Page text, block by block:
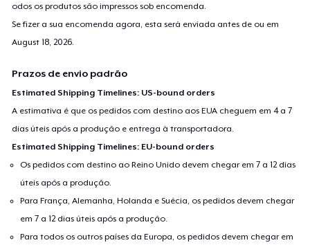
odos os produtos são impressos sob encomenda.
Se fizer a sua encomenda agora, esta será enviada antes de ou em
August 18, 2026.
Prazos de envio padrão
Estimated Shipping Timelines: US-bound orders
A estimativa é que os pedidos com destino aos EUA cheguem em 4 a 7
dias úteis após a produção e entrega à transportadora.
Estimated Shipping Timelines: EU-bound orders
Os pedidos com destino ao Reino Unido devem chegar em 7 a 12 dias
úteis após a produção.
Para França, Alemanha, Holanda e Suécia, os pedidos devem chegar
em 7 a 12 dias úteis após a produção.
Para todos os outros países da Europa, os pedidos devem chegar em